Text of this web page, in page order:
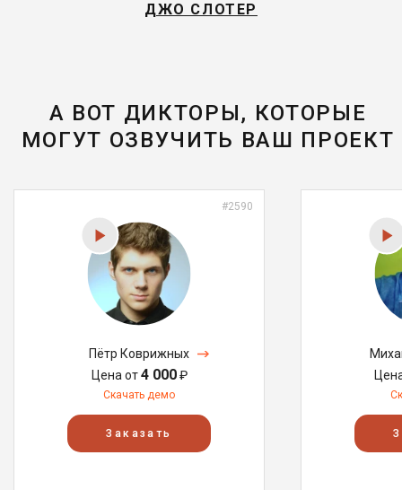
ДЖО СЛОТЕР
А ВОТ ДИКТОРЫ, КОТОРЫЕ
МОГУТ ОЗВУЧИТЬ ВАШ ПРОЕКТ
#2590
Пётр Коврижных
Цена от4 000₽
Скачать демо
Заказать